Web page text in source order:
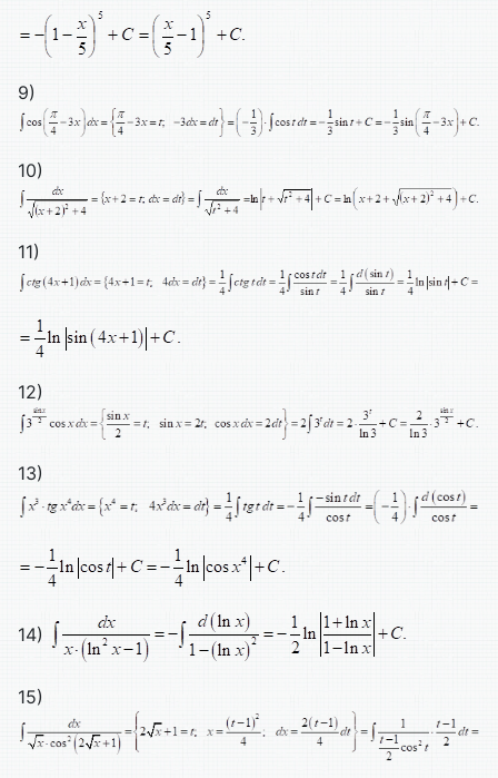
9)
10)
11)
12)
13)
14)
15)